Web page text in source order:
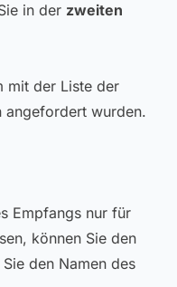
in der zweiten
mit der Liste der
angefordert wurden.
Empfangs nur für
können Sie den
den Namen des